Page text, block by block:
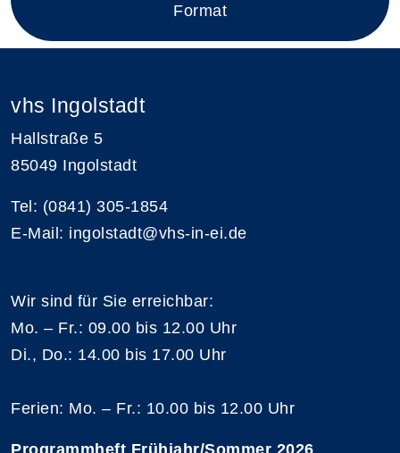
Format
vhs Ingolstadt
Hallstraße 5
85049 Ingolstadt
Tel: (0841) 305-1854
E-Mail: ingolstadt@vhs-in-ei.de
Wir sind für Sie erreichbar:
Mo. – Fr.: 09.00 bis 12.00 Uhr
Di., Do.: 14.00 bis 17.00 Uhr
Ferien: Mo. – Fr.: 10.00 bis 12.00 Uhr
Programmheft Frühjahr/Sommer 2026